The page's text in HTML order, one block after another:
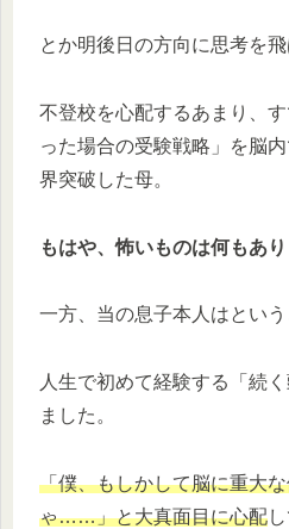
とか明後日の方向に思考を飛
不登校を心配するあまり、
った場合の受験戦略」を脳
界突破した母。
もはや、怖いものは何もあり
一方、当の息子本人はという
人生で初めて経験する「続
ました。
「僕、もしかして脳に重大
ゃ……」と大真面目に心配